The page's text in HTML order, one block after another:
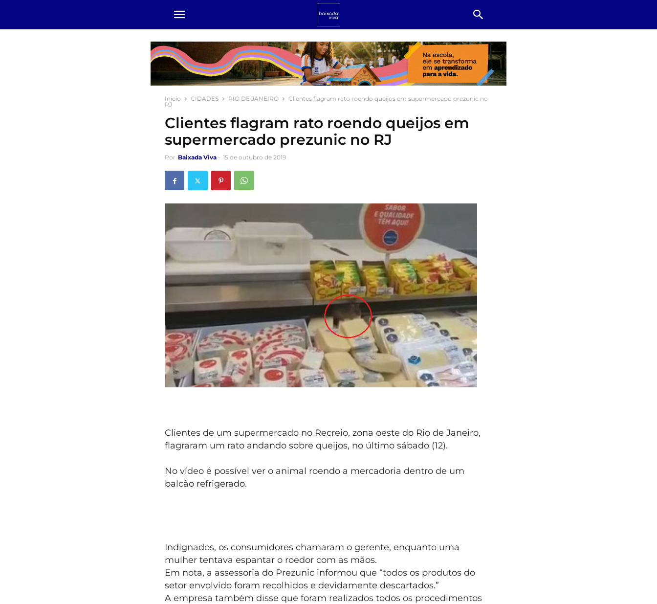
Início CIDADES RIO DE JANEIRO
Clientes flagram rato roendo queijos em supermercado prezunic no
RJ
Clientes flagram rato roendo queijos em
supermercado prezunic no RJ
Por Baixada Viva - 15 de outubro de 2019
Clientes de um supermercado no Recreio, zona oeste do Rio de Janeiro,
flagraram um rato andando sobre queijos, no último sábado (12).
No vídeo é possível ver o animal roendo a mercadoria dentro de um
balcão refrigerado.
Indignados, os consumidores chamaram o gerente, enquanto uma
mulher tentava espantar o roedor com as mãos.
Em nota, a assessoria do Prezunic informou que “todos os produtos do
setor envolvido foram recolhidos e devidamente descartados.”
A empresa também disse que foram realizados todos os procedimentos